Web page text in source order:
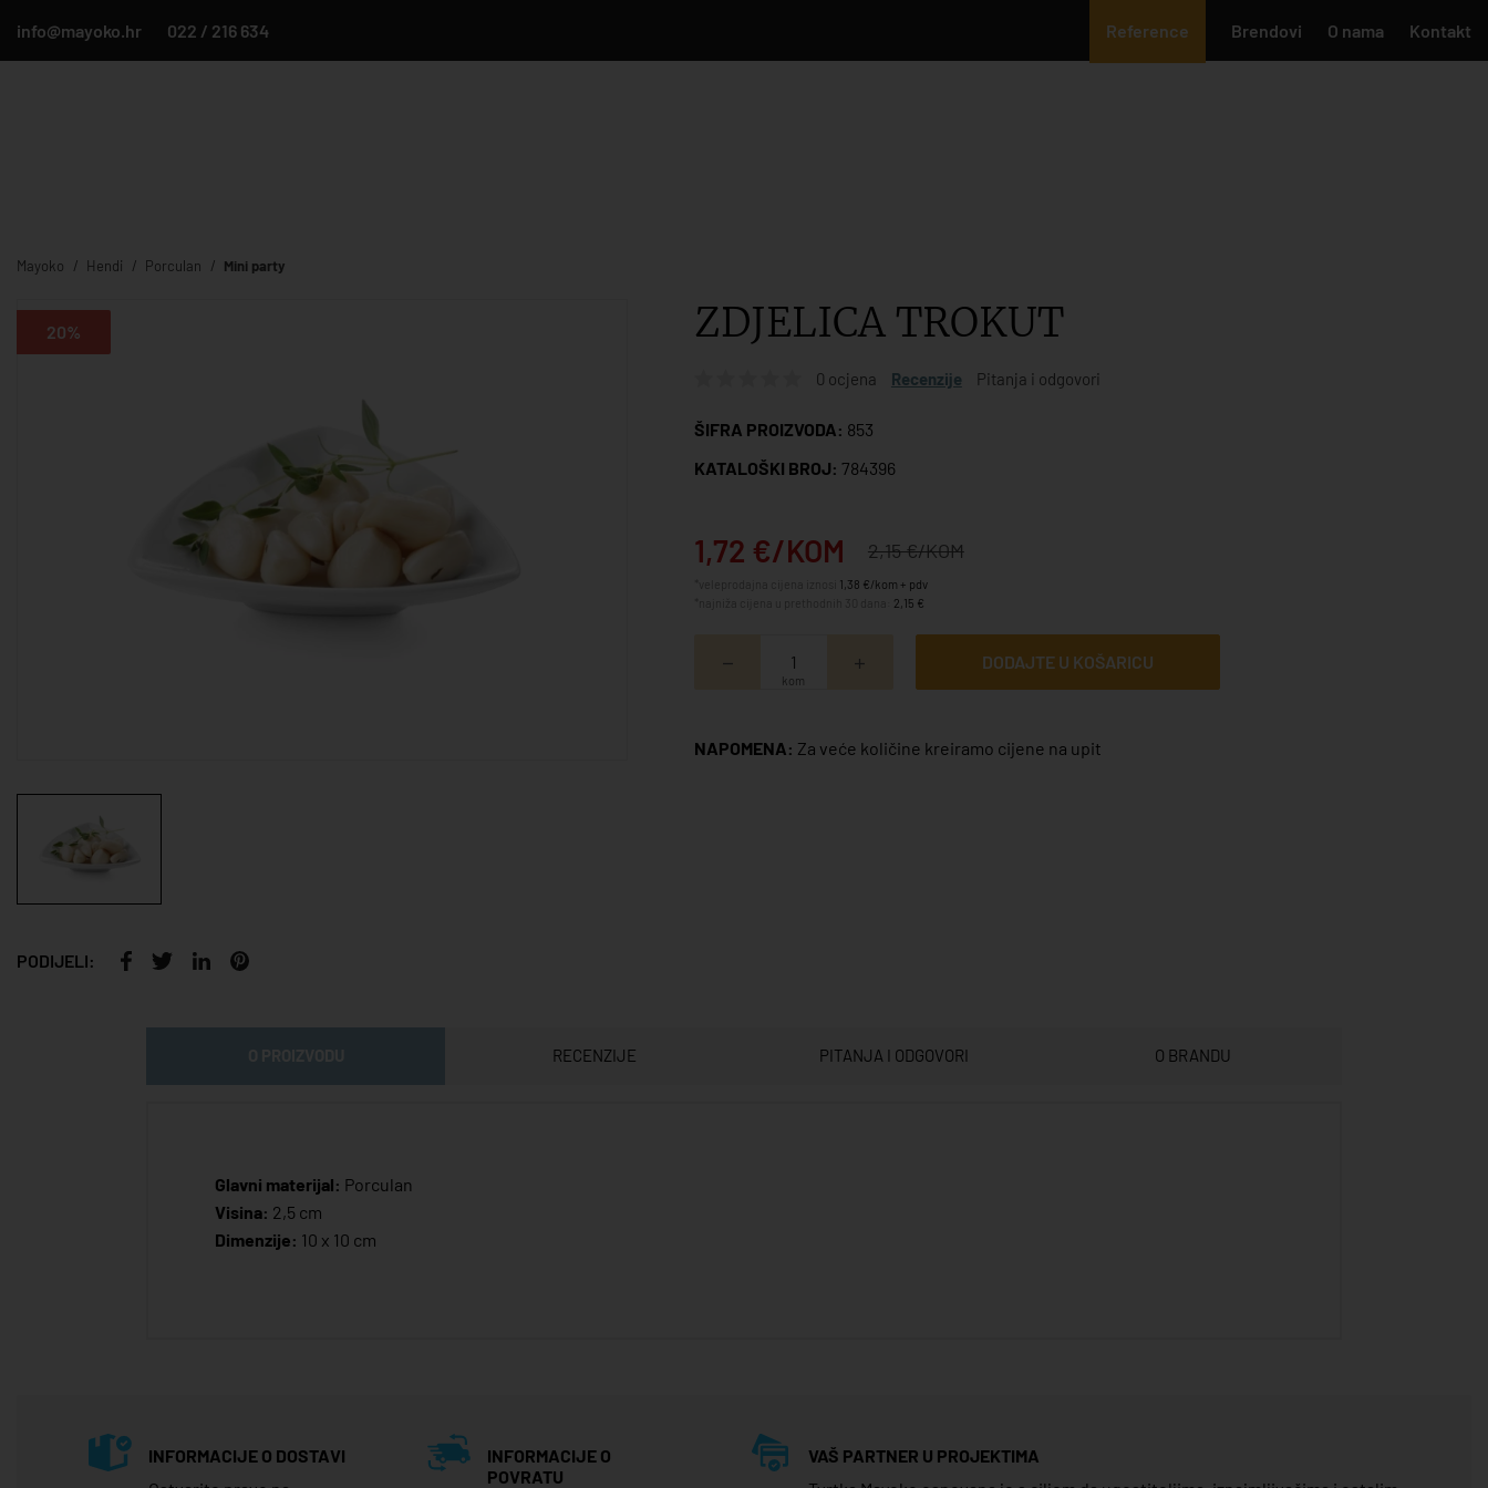
info@mayoko.hr 022 / 216 634 Reference Brendovi O nama Kontakt
Mayoko Hendi Porculan Mini party
20%
PODIJELI:
ZDJELICA TROKUT
0 ocjena Recenzije Pitanja i odgovori
ŠIFRA PROIZVODA: 853
KATALOŠKI BROJ: 784396
1,72 €/KOM 2,15 €/KOM
1,38 €/kom + pdv
2,15 €
kom
DODAJTE U KOŠARICU
NAPOMENA: Za veće količine kreiramo cijene na upit
RECENZIJE PITANJA I ODGOVORI O BRANDU
Glavni materijal: Porculan
Visina: 2,5 cm
Dimenzije: 10 x 10 cm
INFORMACIJE O DOSTAVI
INFORMACIJE O
POVRATU
VAŠ PARTNER U PROJEKTIMA